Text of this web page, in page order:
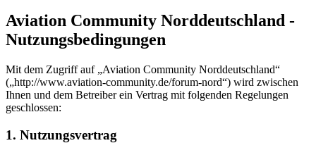
Aviation Community Norddeutschland -
Nutzungsbedingungen
Mit dem Zugriff auf „Aviation Community Norddeutschland“
(„http://www.aviation-community.de/forum-nord“) wird zwischen
Ihnen und dem Betreiber ein Vertrag mit folgenden Regelungen
geschlossen:
1. Nutzungsvertrag